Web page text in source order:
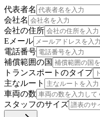
代表者名
会社名
会社の住所
Eメール
電話番号
補償範囲の国
トランスポートのタイプ
主なルート
車両の数
スタッフのサイズ